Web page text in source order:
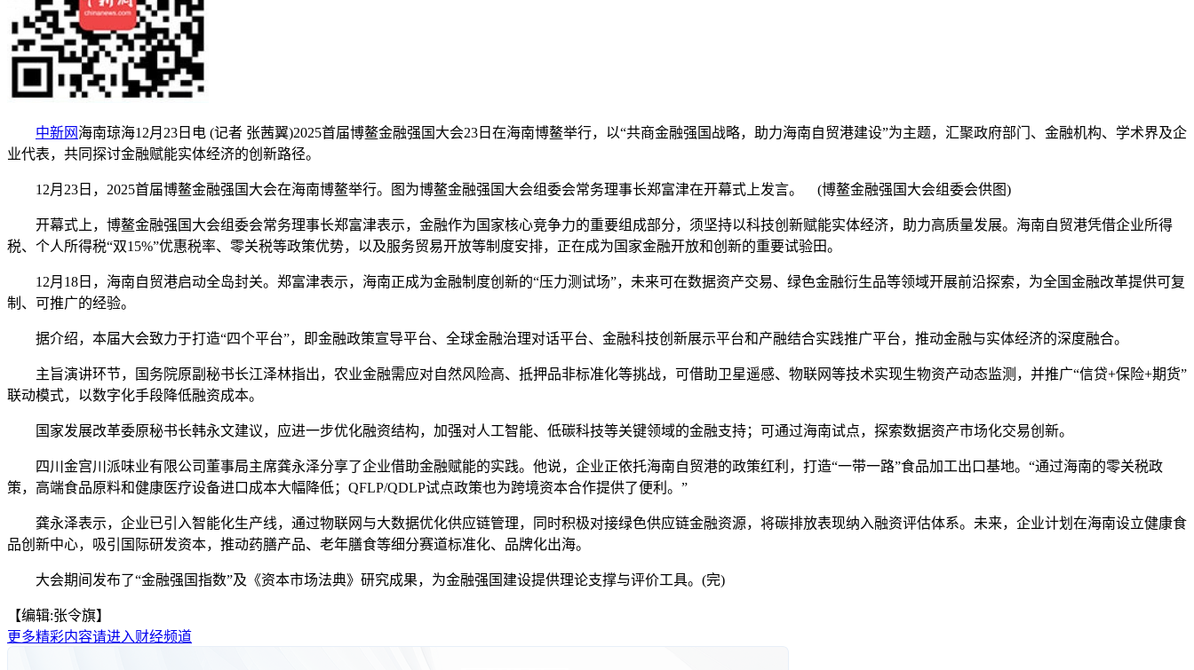
中新网 海南琼海12月23日电 (记者 张茜翼)2025首届博鳌金融强国大会23日在海南博鳌举行，以“共商金融强国战略，助力海南自贸港建设”为主题，汇聚政府部门、金融机构、学术界及企
业代表，共同探讨金融赋能实体经济的创新路径。
12月23日，2025首届博鳌金融强国大会在海南博鳌举行。图为博鳌金融强国大会组委会常务理事长郑富津在开幕式上发言。 (博鳌金融强国大会组委会供图)
开幕式上，博鳌金融强国大会组委会常务理事长郑富津表示，金融作为国家核心竞争力的重要组成部分，须坚持以科技创新赋能实体经济，助力高质量发展。海南自贸港凭借企业所得
税、个人所得税“双15%”优惠税率、零关税等政策优势，以及服务贸易开放等制度安排，正在成为国家金融开放和创新的重要试验田。
12月18日，海南自贸港启动全岛封关。郑富津表示，海南正成为金融制度创新的“压力测试场”，未来可在数据资产交易、绿色金融衍生品等领域开展前沿探索，为全国金融改革提供可复
制、可推广的经验。
据介绍，本届大会致力于打造“四个平台”，即金融政策宣导平台、全球金融治理对话平台、金融科技创新展示平台和产融结合实践推广平台，推动金融与实体经济的深度融合。
主旨演讲环节，国务院原副秘书长江泽林指出，农业金融需应对自然风险高、抵押品非标准化等挑战，可借助卫星遥感、物联网等技术实现生物资产动态监测，并推广“信贷+保险+期货”
联动模式，以数字化手段降低融资成本。
国家发展改革委原秘书长韩永文建议，应进一步优化融资结构，加强对人工智能、低碳科技等关键领域的金融支持；可通过海南试点，探索数据资产市场化交易创新。
四川金宫川派味业有限公司董事局主席龚永泽分享了企业借助金融赋能的实践。他说，企业正依托海南自贸港的政策红利，打造“一带一路”食品加工出口基地。“通过海南的零关税政
策，高端食品原料和健康医疗设备进口成本大幅降低；QFLP/QDLP试点政策也为跨境资本合作提供了便利。”
龚永泽表示，企业已引入智能化生产线，通过物联网与大数据优化供应链管理，同时积极对接绿色供应链金融资源，将碳排放表现纳入融资评估体系。未来，企业计划在海南设立健康食
品创新中心，吸引国际研发资本，推动药膳产品、老年膳食等细分赛道标准化、品牌化出海。
大会期间发布了“金融强国指数”及《资本市场法典》研究成果，为金融强国建设提供理论支撑与评价工具。(完)
【编辑:张令旗】
更多精彩内容请进入财经频道